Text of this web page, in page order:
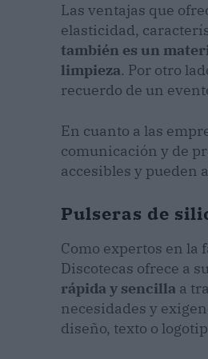
Las ventajas que
elasticidad,
también es un
limpieza. Por otro
recuerdo de un
En cuanto a las
comunicación y de
accesibles y pueden
Pulseras de
Como expertos en la
Discotecas ofrece a
rápida y sencilla a
necesidades y
diseño, texto o